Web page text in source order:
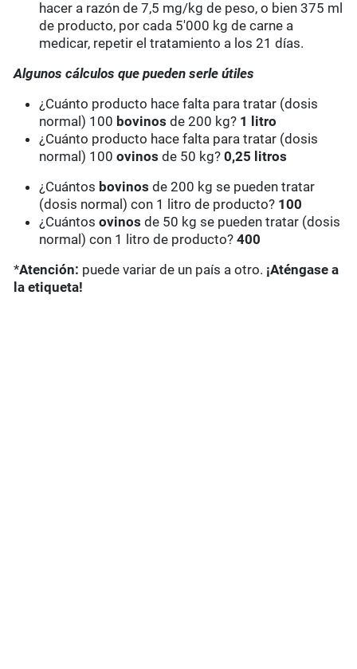
hacer a razón de 7,5 mg/kg de peso, o bien 375 ml
de producto, por cada 5'000 kg de carne a
medicar, repetir el tratamiento a los 21 días.
Algunos cálculos que pueden serle útiles
¿Cuánto producto hace falta para tratar (dosis
normal) 100 bovinos de 200 kg? 1 litro
¿Cuánto producto hace falta para tratar (dosis
normal) 100ovinos de 50 kg? 0,25 litros
¿Cuántos bovinos de 200 kg se pueden tratar
(dosis normal) con 1 litro de producto? 100
¿Cuántosovinos de 50 kg se pueden tratar (dosis
normal) con 1 litro de producto?400
*Atención: puede variar de un país a otro. ¡Aténgase a
la etiqueta!